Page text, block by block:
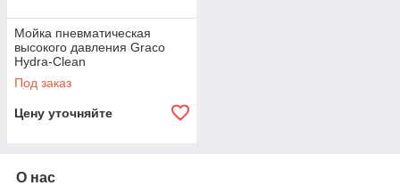
Мойка пневматическая
высокого давления Graco
Hydra-Clean
Под заказ
Цену уточняйте
О нас